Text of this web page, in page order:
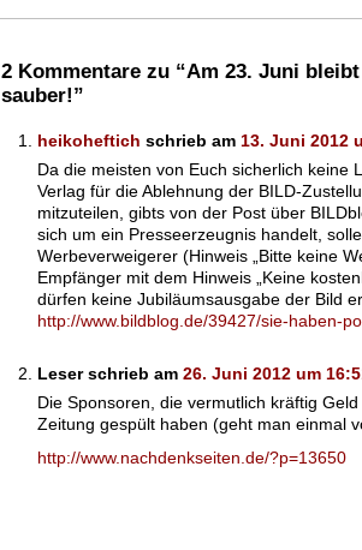
2 Kommentare zu “Am 23. Juni
sauber!”
heikoheftich schrieb am 13. Juni 2012
Da die meisten von Euch sicherlich keine
Verlag für die Ablehnung der BILD-
mitzuteilen, gibts von der Post über
sich um ein Presseerzeugnis handelt,
Werbeverweigerer (Hinweis „Bitte keine
Empfänger mit dem Hinweis „Keine
dürfen keine Jubiläumsausgabe der Bild
http://www.bildblog.de/39427/sie-haben-
Leser schrieb am 26. Juni 2012 um
Die Sponsoren, die vermutlich kräftig
Zeitung gespült haben (geht man einmal
http://www.nachdenkseiten.de/?p=13650